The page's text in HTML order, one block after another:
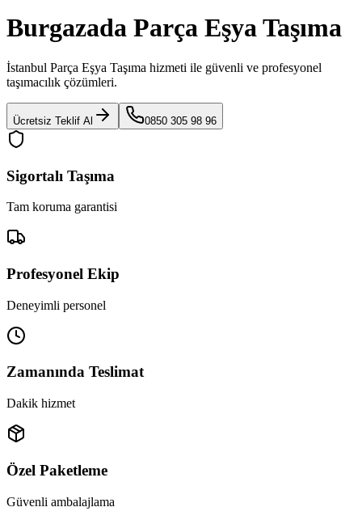
Burgazada Parça Eşya Taşıma
İstanbul Parça Eşya Taşıma hizmeti ile güvenli ve profesyonel
taşımacılık çözümleri.
Ücretsiz Teklif Al 0850 305 98 96
Sigortalı Taşıma
Tam koruma garantisi
Profesyonel Ekip
Deneyimli personel
Zamanında Teslimat
Dakik hizmet
Özel Paketleme
Güvenli ambalajlama